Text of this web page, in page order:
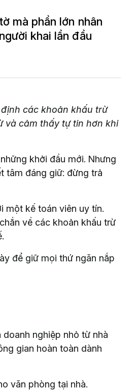
mà phần lớn nhân
khai lần đầu
các khoản khấu trừ
và cảm thấy tự tin hơn khi
khởi đầu mới. Nhưng
tâm đáng giữ: đừng trả
một kế toán viên uy tín.
về các khoản khấu trừ
để giữ mọi thứ ngăn nắp
nghiệp nhỏ từ nhà
gian hoàn toàn dành
văn phòng tại nhà.